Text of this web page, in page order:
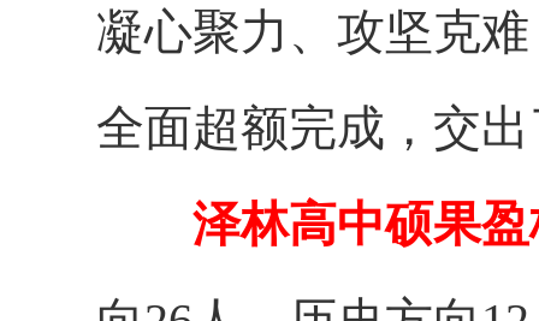
凝心聚力、攻坚克
全面超额完成，交
泽林高中硕果